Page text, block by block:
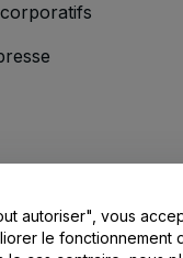
/ Nous
autoriser", vous
le fonctionnement